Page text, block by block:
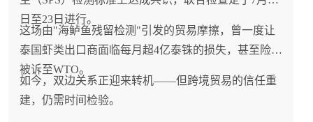
日至23日进行。
这场由"海鲈鱼残留检测"引发的贸易摩擦，曾一度让
泰国虾类出口商面临每月超4亿泰铢的损失，甚至险些
被诉至WTO。
如今，双边关系正迎来转机——但跨境贸易的信任重
建，仍需时间检验。